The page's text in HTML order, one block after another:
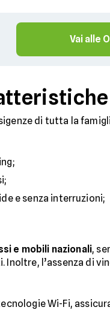
Vai alle
di tutta la
e senza interruzioni;
e mobili nazionali,
Inoltre, l’assenza di
Wi-Fi,